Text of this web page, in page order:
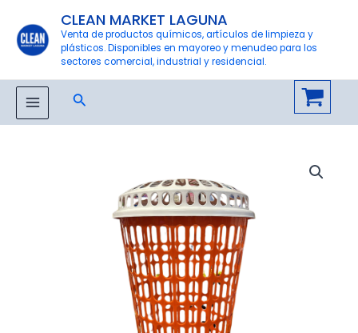
contenido
CLEAN MARKET LAGUNA
Venta de productos químicos, artículos de limpieza y
plásticos. Disponibles en mayoreo y menudeo para los
sectores comercial, industrial y residencial.
MAIN
Buscar